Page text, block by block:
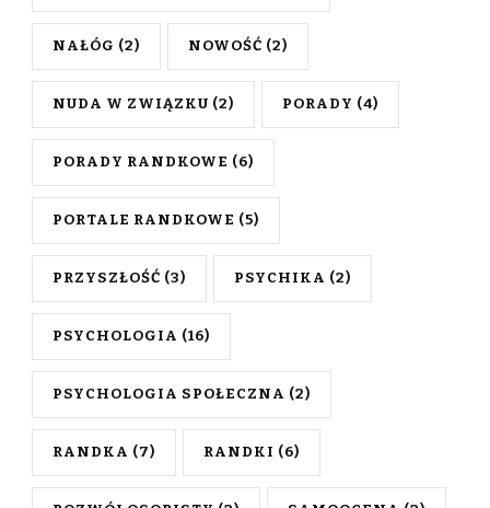
NAŁÓG (2) NOWOŚĆ (2)
NUDA W ZWIĄZKU (2) PORADY (4)
PORADY RANDKOWE (6)
PORTALE RANDKOWE (5)
PRZYSZŁOŚĆ (3) PSYCHIKA (2)
PSYCHOLOGIA (16)
PSYCHOLOGIA SPOŁECZNA (2)
RANDKA (7) RANDKI (6)